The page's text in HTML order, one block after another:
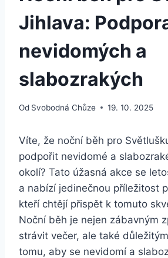
Jihlava:
nevidomých a
slabozrakých
Od Svobodná Chůze 19. 10. 2025
Víte, že noční​ běh pro
podpořit ⁣nevidomé a
okolí? Tato úžasná akce se⁢
a nabízí jedinečnou​ příležitost
kteří‌ chtějí přispět k tomuto
Noční běh ⁢je​ nejen zábavným
strávit večer, ale také
tomu, aby⁣ se nevidomí⁢ a⁣